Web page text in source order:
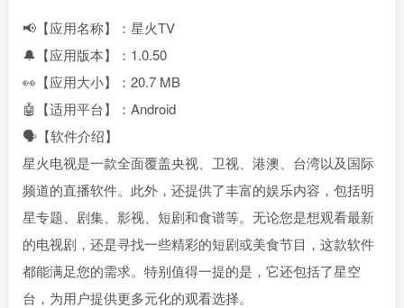
📢【应用名称】：星火TV
🔔【应用版本】：1.0.50
👀【应用大小】：20.7 MB
🤖【适用平台】：Android
🗣️【软件介绍】
星火电视是一款全面覆盖央视、卫视、港澳、台湾以及国际
频道的直播软件。此外，还提供了丰富的娱乐内容，包括明
星专题、剧集、影视、短剧和食谱等。无论您是想观看最新
的电视剧，还是寻找一些精彩的短剧或美食节目，这款软件
都能满足您的需求。特别值得一提的是，它还包括了星空
台，为用户提供更多元化的观看选择。